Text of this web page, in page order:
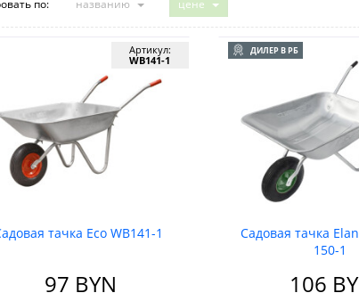
по: названию цене
тачка Eco WB141-1
Артикул:
WB141-1
97 BYN
ДИЛЕР В РБ
Садовая тачка
150-1
106